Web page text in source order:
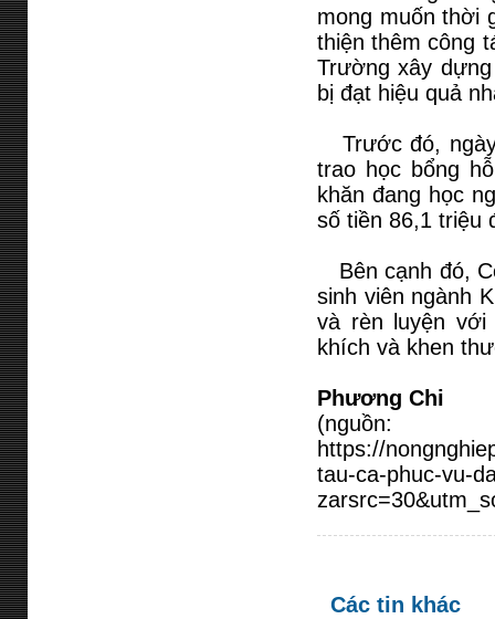
mong muốn thời
thiện thêm công
Trường xây
bị đạt hiệu quả
Trước đó, ngày
trao học bổng
khăn đang học
số tiền 86,1 triệu
Bên cạnh đó,
sinh viên ngành
và rèn luyện với
khích và khen
Phương Chi
(nguồn:
https://
tau-ca-phuc-vu-
Các tin khác